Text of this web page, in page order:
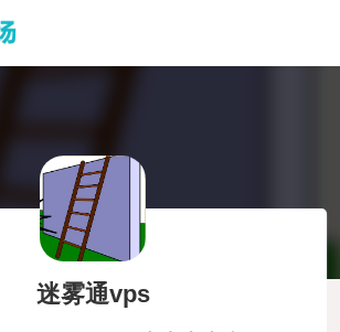
迷雾通vps